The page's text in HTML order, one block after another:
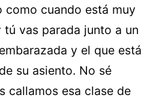
como cuando está muy
vas parada junto a un
y el que está
su asiento. No sé
callamos esa clase de